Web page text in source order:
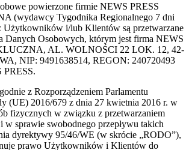
powierzone firmie NEWS PRESS
(wydawcy Tygodnika Regionalnego 7 dni
Użytkowników i/lub Klientów są przetwarzane
Danych Osobowych, którym jest firma NEWS
AL. WOLNOŚCI 22 LOK. 12, 42-
NIP: 9491638514, REGON: 240720493
PRESS.
z Rozporządzeniem Parlamentu
(UE) 2016/679 z dnia 27 kwietnia 2016 r. w
fizycznych w związku z przetwarzaniem
w sprawie swobodnego przepływu takich
dyrektywy 95/46/WE (w skrócie „RODO”),
prawo Użytkowników i Klientów do